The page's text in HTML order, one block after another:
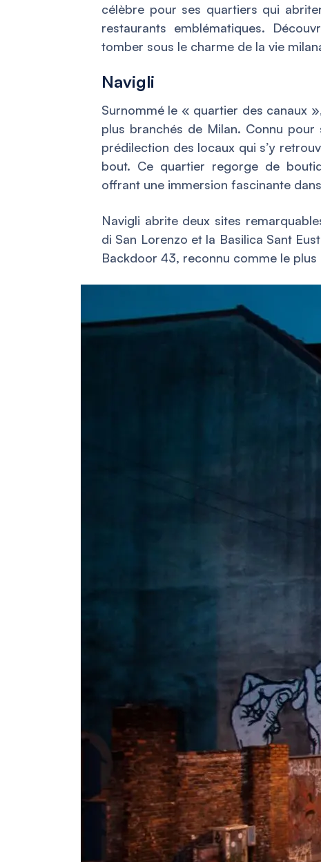
célèbre pour ses quartiers qui
restaurants emblématiques.
tomber sous le charme de la vie
Navigli
Surnommé le « quartier des canaux
plus branchés de Milan. Connu
prédilection des locaux qui s’y
bout. Ce quartier regorge de
offrant une immersion fascinante
Navigli abrite deux sites
di San Lorenzo et la Basilica Sant
Backdoor 43, reconnu comme le